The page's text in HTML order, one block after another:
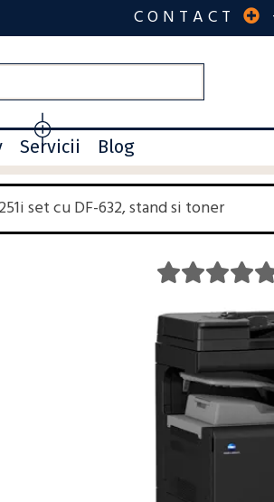
CONTACT
Servicii Blog
set cu DF-632, stand si toner